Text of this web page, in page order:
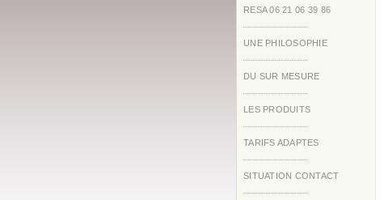
RESA 06 21 06 39 86
UNE PHILOSOPHIE
DU SUR MESURE
LES PRODUITS
TARIFS ADAPTES
SITUATION CONTACT